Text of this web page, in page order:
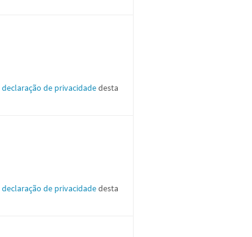
declaração de privacidadedesta
declaração de privacidadedesta